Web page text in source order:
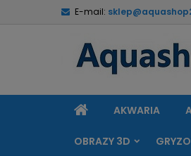
E-mail:
STRONAAKWARIA
OBRAZY 3D